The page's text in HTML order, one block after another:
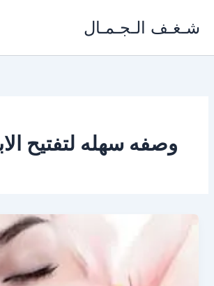
شـغـف الـجـمـال
وصفه سهله لتفتيح